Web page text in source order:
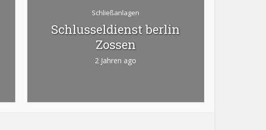
Schließanlagen
Schlusseldienst berlin
Zossen
2 Jahren ago